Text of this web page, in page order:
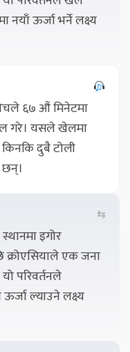
नयाँ ऊर्जा भर्ने लक्ष्य
६७ औं मिनेटमा
गरे। यसले खेलमा
दुबै टोली
⇆
इगोर
क्रोएसियाले एक जना
परिवर्तनले
ल्याउने लक्ष्य